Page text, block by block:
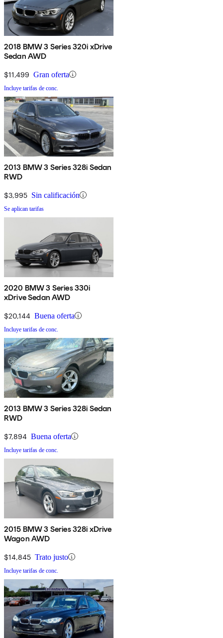
2018 BMW 3 Series 320i xDrive
Sedan AWD
$11,499 Gran oferta
Incluye tarifas de conc.
2013 BMW 3 Series 328i Sedan
RWD
$3,995 Sin calificación
Se aplican tarifas
2020 BMW 3 Series 330i
xDrive Sedan AWD
$20,144 Buena oferta
Incluye tarifas de conc.
2013 BMW 3 Series 328i Sedan
RWD
$7,894 Buena oferta
Incluye tarifas de conc.
2015 BMW 3 Series 328i xDrive
Wagon AWD
$14,845 Trato justo
Incluye tarifas de conc.